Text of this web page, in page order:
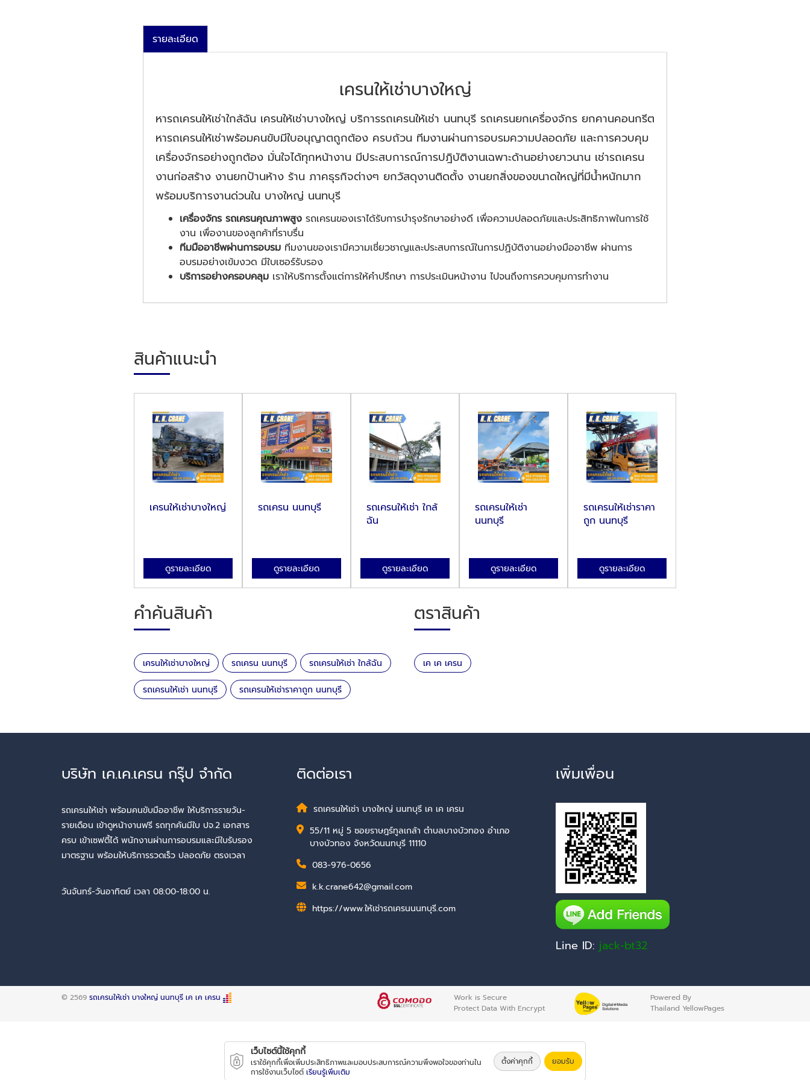
รายละเอียด
เครนให้เช่าบางใหญ่
หารถเครนให้เช่าใกล้ฉัน เครนให้เช่าบางใหญ่ บริการรถเครนให้เช่า นนทบุรี รถเครนยกเครื่องจักร ยกคานคอนกรีต
หารถเครนให้เช่าพร้อมคนขับมีใบอนุญาตถูกต้อง ครบถ้วน ทีมงานผ่านการอบรมความปลอดภัย และการควบคุม
เครื่องจักรอย่างถูกต้อง มั่นใจได้ทุกหน้างาน มีประสบการณ์การปฎิบัติงานเฉพาะด้านอย่างยาวนาน เช่ารถเครน
งานก่อสร้าง งานยกป้านห้าง ร้าน ภาคธุรกิจต่างๆ ยกวัสดุงานติดตั้ง งานยกสิ่งของขนาดใหญ่ที่มีน้ำหนักมาก
พร้อมบริการงานด่วนใน บางใหญ่ นนทบุรี
เครื่องจักร รถเครนคุณภาพสูง รถเครนของเราได้รับการบำรุงรักษาอย่างดี เพื่อความปลอดภัยและประสิทธิภาพในการใช้
งาน เพื่องานของลูกค้าที่ราบรื่น
ทีมมืออาชีพผ่านการอบรม ทีมงานของเรามีความเชี่ยวชาญและประสบการณ์ในการปฏิบัติงานอย่างมืออาชีพ ผ่านการ
อบรมอย่างเข้มงวด มีใบเซอร์รับรอง
บริการอย่างครอบคลุม เราให้บริการตั้งแต่การให้คำปรึกษา การประเมินหน้างาน ไปจนถึงการควบคุมการทำงาน
สินค้าแนะนำ
เครนให้เช่าบางใหญ่
ดูรายละเอียด
รถเครน นนทบุรี
ดูรายละเอียด
รถเครนให้เช่า ใกล้
ฉัน
ดูรายละเอียด
รถเครนให้เช่า
นนทบุรี
ดูรายละเอียด
รถเครนให้เช่าราคา
ถูก นนทบุรี
ดูรายละเอียด
คำค้นสินค้า
เครนให้เช่าบางใหญ่ รถเครน นนทบุรี รถเครนให้เช่า ใกล้ฉัน
รถเครนให้เช่า นนทบุรี รถเครนให้เช่าราคาถูก นนทบุรี
ตราสินค้า
เค เค เครน
บริษัท เค.เค.เครน กรุ๊ป จำกัด
รถเครนให้เช่า พร้อมคนขับมืออาชีพ ให้บริการรายวัน-
รายเดือน เข้าดูหน้างานฟรี รถทุกคันมีใบ ปจ.2 เอกสาร
ครบ เข้าเซฟตี้ได้ พนักงานผ่านการอบรมและมีใบรับรอง
มาตรฐาน พร้อมให้บริการรวดเร็ว ปลอดภัย ตรงเวลา
วันจันทร์-วันอาทิตย์ เวลา 08:00-18:00 น.
ติดต่อเรา
รถเครนให้เช่า บางใหญ่ นนทบุรี เค เค เครน
55/11 หมู่ 5 ซอยราษฎร์ทูลเกล้า ตำบลบางบัวทอง อำเภอ
บางบัวทอง จังหวัดนนทบุรี 11110
083-976-0656
k.k.crane642@gmail.com
https://www.ให้เช่ารถเครนนนทบุรี.com
เพิ่มเพื่อน
Line ID: jack-bt32
© 2569 รถเครนให้เช่า บางใหญ่ นนทบุรี เค เค เครน
Work is Secure
Protect Data With Encrypt
Powered By
Thailand YellowPages
เว็บไซต์นี้ใช้คุกกี้
เราใช้คุกกี้เพื่อเพิ่มประสิทธิภาพและมอบประสบการณ์ความพึงพอใจของท่านใน
การใช้งานเว็บไซต์ เรียนรู้เพิ่มเติม
ตั้งค่าคุกกี้ ยอมรับ